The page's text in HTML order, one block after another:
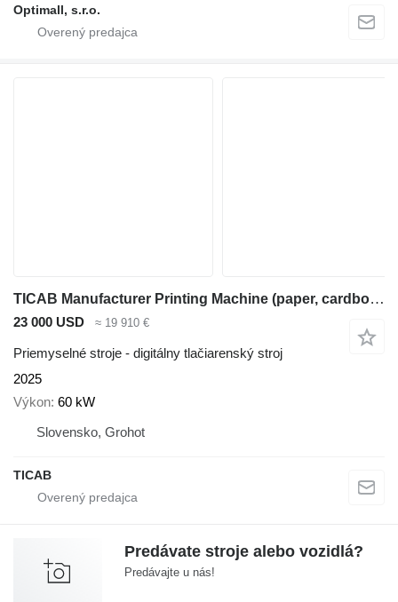
Optimall, s.r.o.
TICAB Manufacturer Printing Machine (paper, cardboard, wood, textile)
23 000 USD ≈ 19 910 €
Priemyselné stroje - digitálny tlačiarenský stroj
2025
Výkon 60 kW
Slovensko, Grohot
TICAB
Predávate stroje alebo vozidlá?
Predávajte u nás!